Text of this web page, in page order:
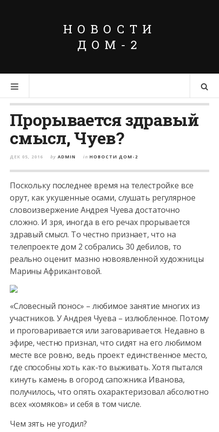
НОВОСТИ
ДОМ-2
Прорывается здравый
смысл, Чуев?
ДЕК 05, 2016 by ADMIN in НОВОСТИ ДОМ-2
Поскольку последнее время на телестройке все
орут, как укушенные осами, слушать регулярное
словоизвержение Андрея Чуева достаточно
сложно. И зря, иногда в его речах прорывается
здравый смысл. То честно признает, что на
телепроекте дом 2 собрались 30 дебилов, то
реально оценит мазню новоявленной художницы
Марины Африкантовой.
«Словесный понос» – любимое занятие многих из
участников. У Андрея Чуева – излюбленное. Потому
и проговаривается или заговаривается. Недавно в
эфире, честно признал, что сидят на его любимом
месте все ровно, ведь проект единственное место,
где способны хоть как-то выживать. Хотя пытался
кинуть камень в огород сапожника Иванова,
получилось, что опять охарактеризовал абсолютно
всех «хомяков» и себя в том числе.
Чем зять не угодил?